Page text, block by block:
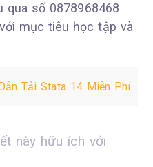
qua số 0878968468
mục tiêu học tập và
Tải Stata 14 Miễn Phí
này hữu ích với